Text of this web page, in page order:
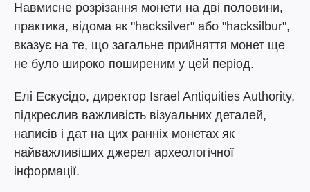
Навмисне розрізання монети на дві половини,
практика, відома як "hacksilver" або "hacksilbur",
вказує на те, що загальне прийняття монет ще
не було широко поширеним у цей період.
Елі Ескусідо, директор Israel Antiquities Authority,
підкреслив важливість візуальних деталей,
написів і дат на цих ранніх монетах як
найважливіших джерел археологічної
інформації.